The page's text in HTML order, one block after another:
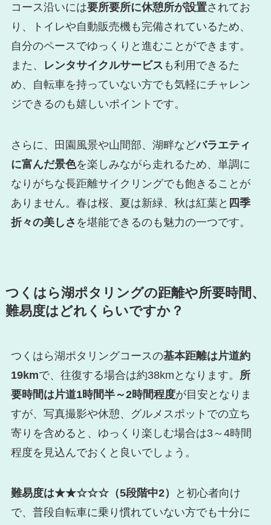
コース沿いには要所要所に休憩所が設置されてお
り、トイレや自動販売機も完備されているため、
自分のペースでゆっくりと進むことができます。
また、
レンタサイクルサービス も利用できるた
め、自転車を持っていない方でも気軽にチャレン
ジできるのも嬉しいポイントです。
さらに、田園風景や山間部、湖畔などバラエティ
に富んだ景色を楽しみながら走れるため、単調に
なりがちな長距離サイクリングでも飽きることが
ありません。春は桜、夏は新緑、秋は紅葉と 四季
折々の美しさ を堪能できるのも魅力の一つです。
つくはら湖ポタリングの距離や所要時間、
難易度はどれくらいですか？
つくはら湖ポタリングコースの基本距離は片道約
19kmで、往復する場合は約38kmとなります。
所
要時間は片道1時間半～2時間程度が目安となりま
すが、写真撮影や休憩、グルメスポットでの立ち
寄りを含めると、ゆっくり楽しむ場合は3～4時間
程度を見込んでおくと良いでしょう。
難易度は★★☆☆☆（5段階中2）
と初心者向け
で、普段自転車に乗り慣れていない方でも十分に